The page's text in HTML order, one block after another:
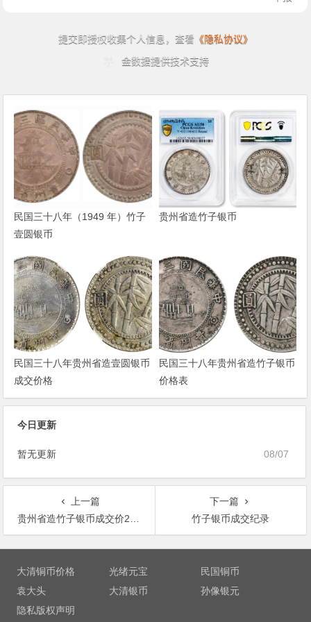
民国三十八年（1949 年）竹子
壹圆银币
贵州省造竹子银币
民国三十八年贵州省造壹圆银币
成交价格
民国三十八年贵州省造竹子银币
价格表
今日更新
08/07
暂无更新
上一篇
贵州省造竹子银币成交价299000元
下一篇
竹子银币成交纪录
文
大清铜币价格 光绪元宝
民国铜币
袁大头
大清银币
孙像银元
隐私版权声明